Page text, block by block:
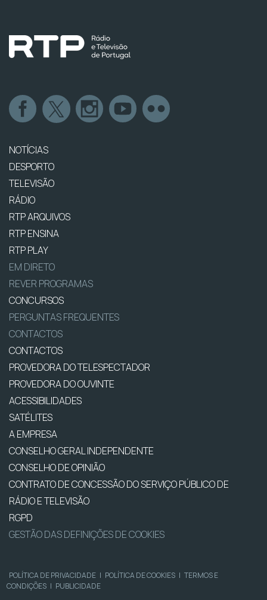
NOTÍCIAS
DESPORTO
TELEVISÃO
RÁDIO
RTP ARQUIVOS
RTP ENSINA
RTP PLAY
EM DIRETO
REVER PROGRAMAS
CONCURSOS
PERGUNTAS FREQUENTES
CONTACTOS
CONTACTOS
PROVEDORA DO TELESPECTADOR
PROVEDORA DO OUVINTE
ACESSIBILIDADES
SATÉLITES
A EMPRESA
CONSELHO GERAL INDEPENDENTE
CONSELHO DE OPINIÃO
CONTRATO DE CONCESSÃO DO SERVIÇO PÚBLICO DE
RÁDIO E TELEVISÃO
RGPD
GESTÃO DAS DEFINIÇÕES DE COOKIES
POLÍTICA DE PRIVACIDADE | POLÍTICA DE COOKIES | TERMOS E
CONDIÇÕES | PUBLICIDADE